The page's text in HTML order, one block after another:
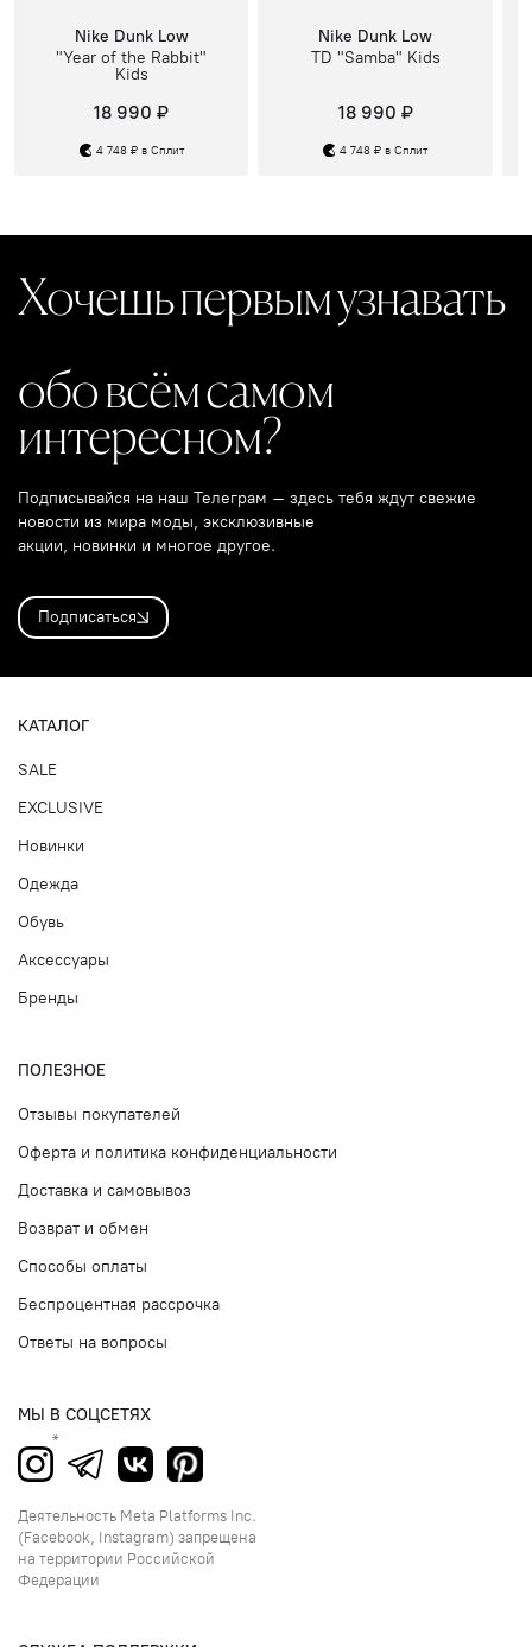
Nike Dunk Low
"Year of the Rabbit"
Kids
18 990 ₽
4 748 ₽ в Сплит
Nike Dunk Low
TD "Samba" Kids
18 990 ₽
4 748 ₽ в Сплит
Хочешь первым узнавать
обо всём самом
интересном?
Подписывайся на наш Телеграм – здесь тебя ждут свежие
новости из мира моды, эксклюзивные
акции, новинки и многое другое.
Подписаться
КАТАЛОГ
SALE
EXCLUSIVE
Новинки
Одежда
Обувь
Аксессуары
Бренды
ПОЛЕЗНОЕ
Отзывы покупателей
Оферта и политика конфиденциальности
Доставка и самовывоз
Возврат и обмен
Способы оплаты
Беспроцентная рассрочка
Ответы на вопросы
МЫ В СОЦСЕТЯХ
Деятельность Meta Platforms Inc.
(Facebook, Instagram) запрещена
на территории Российской
Федерации